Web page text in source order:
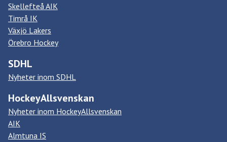
Skellefteå AIK
Timrå IK
Växjö Lakers
Örebro Hockey
SDHL
Nyheter inom SDHL
HockeyAllsvenskan
Nyheter inom HockeyAllsvenskan
AIK
Almtuna IS